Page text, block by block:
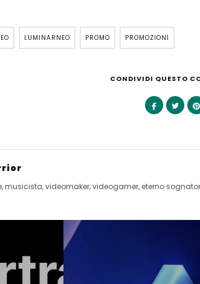
LUMINARNEO PROMO PROMOZIONI
CONDIVIDI QUESTO
musicista, videomaker, videogamer, eterno